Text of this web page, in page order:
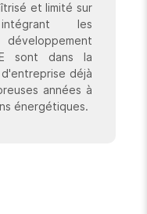
et limité sur
les
sont dans la
déjà
années à
énergétiques.